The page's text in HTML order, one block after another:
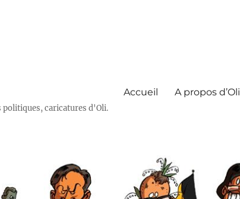
caricatures d'Oli.
Accueil A propos d’Oli